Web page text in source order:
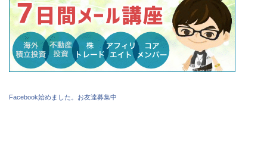
Facebook始めました。お友達募集中